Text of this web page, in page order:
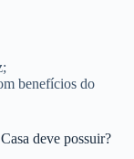
benefícios do
deve possuir?